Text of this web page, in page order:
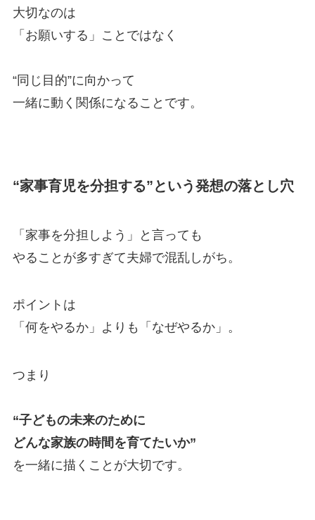
大切なのは
「お願いする」ことではなく
“同じ目的”に向かって
一緒に動く関係になることです。
“家事育児を分担する”という発想の落とし穴
「家事を分担しよう」と言っても
やることが多すぎて夫婦で混乱しがち。
ポイントは
「何をやるか」よりも「なぜやるか」。
つまり
“子どもの未来のために
どんな家族の時間を育てたいか”
を一緒に描くことが大切です。